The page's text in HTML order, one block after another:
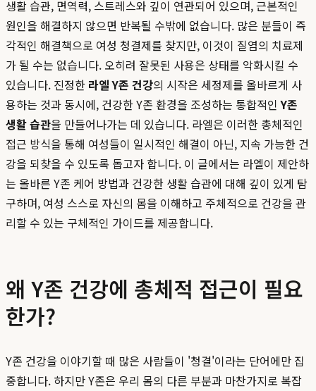
생활 습관, 면역력, 스트레스와 깊이 연관되어 있으며, 근본적인
원인을 해결하지 않으면 반복될 수밖에 없습니다. 많은 분들이 즉
각적인 해결책으로 여성 청결제를 찾지만, 이것이 질염의 치료제
가 될 수는 없습니다. 오히려 잘못된 사용은 상태를 악화시킬 수
있습니다. 진정한 라엘 Y존 건강의 시작은 세정제를 올바르게 사
용하는 것과 동시에, 건강한 Y존 환경을 조성하는 통합적인Y존
생활 습관을 만들어나가는 데 있습니다. 라엘은 이러한 총체적인
접근 방식을 통해 여성들이 일시적인 해결이 아닌, 지속 가능한 건
강을 되찾을 수 있도록 돕고자 합니다. 이 글에서는 라엘이 제안하
는 올바른 Y존 케어 방법과 건강한 생활 습관에 대해 깊이 있게 탐
구하며, 여성 스스로 자신의 몸을 이해하고 주체적으로 건강을 관
리할 수 있는 구체적인 가이드를 제공합니다.
왜 Y존 건강에 총체적 접근이 필요
한가?
Y존 건강을 이야기할 때 많은 사람들이 '청결'이라는 단어에만 집
중합니다. 하지만 Y존은 우리 몸의 다른 부분과 마찬가지로 복잡